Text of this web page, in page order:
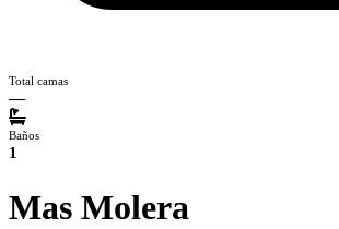
Total camas
—
Baños
1
Mas Molera